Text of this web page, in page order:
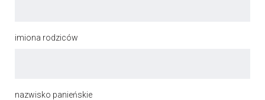
imiona rodziców
nazwisko panieńskie